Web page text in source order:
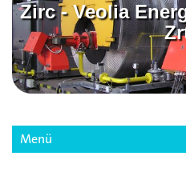
Zirc - Veolia
Menü